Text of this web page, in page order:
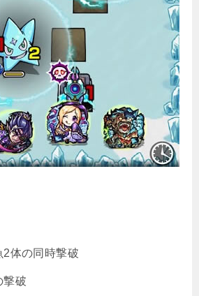
2体の同時撃破
撃破